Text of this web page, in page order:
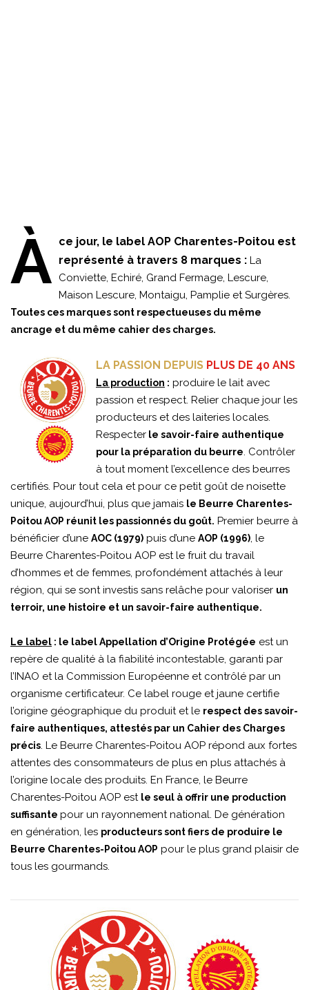
À ce jour, le label AOP Charentes-Poitou est
représenté à travers 8 marques : La
Conviette, Echiré, Grand Fermage, Lescure,
Maison Lescure, Montaigu, Pamplie et Surgères.
Toutes ces marques sont respectueuses du même
ancrage et du même cahier des charges.
LA PASSION DEPUIS PLUS DE 40 ANS
La production : produire le lait avec
passion et respect. Relier chaque jour les
producteurs et des laiteries locales.
Respecter le savoir-faire authentique
pour la préparation du beurre . Contrôler
à tout moment l’excellence des beurres
certifiés. Pour tout cela et pour ce petit goût de noisette
unique, aujourd’hui, plus que jamais le Beurre Charentes-
Poitou AOP réunit les passionnés du goût. Premier beurre à
bénéficier d’une AOC (1979) puis d’une AOP (1996) , le
Beurre Charentes-Poitou AOP est le fruit du travail
d’hommes et de femmes, profondément attachés à leur
région, qui se sont investis sans relâche pour valoriser un
terroir, une histoire et un savoir-faire authentique.
Le label : le label Appellation d’Origine Protégée est un
repère de qualité à la fiabilité incontestable, garanti par
l’INAO et la Commission Européenne et contrôlé par un
organisme certificateur. Ce label rouge et jaune certifie
l’origine géographique du produit et le respect des savoir-
faire authentiques, attestés par un Cahier des Charges
précis . Le Beurre Charentes-Poitou AOP répond aux fortes
attentes des consommateurs de plus en plus attachés à
l’origine locale des produits. En France, le Beurre
Charentes-Poitou AOP est le seul à offrir une production
suffisante pour un rayonnement national. De génération
en génération, les producteurs sont fiers de produire le
Beurre Charentes-Poitou AOP pour le plus grand plaisir de
tous les gourmands.